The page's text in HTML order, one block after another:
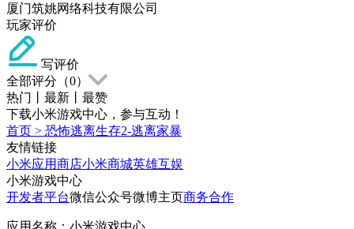
厦门筑姚网络科技有限公司
玩家评价
写评价
全部评分（0）
热门
最新
最赞
下载小米游戏中心，参与互动！
首页 > 恐怖逃离生存2-逃离家暴
友情链接
小米应用商店小米商城英雄互娱
小米游戏中心
开发者平台微信公众号微博主页商务合作
应用名称：小米游戏中心